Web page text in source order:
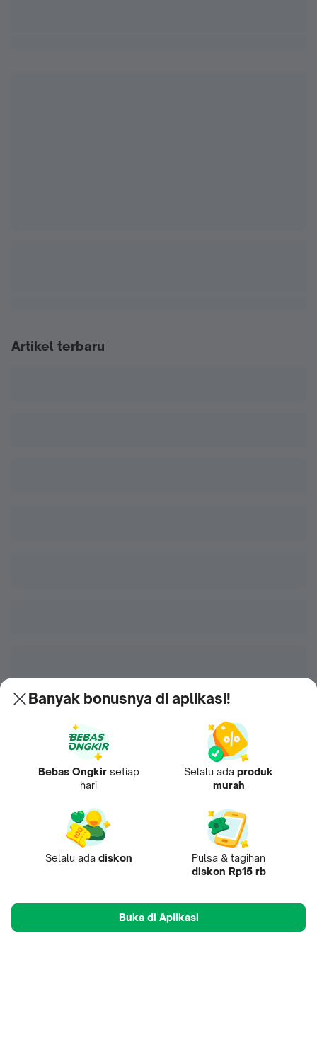
Artikel terbaru
Banyak bonusnya di aplikasi!
Bebas Ongkir setiap
hari
Selalu ada produk
murah
Selalu ada diskon
Pulsa & tagihan
diskon Rp15 rb
Buka di Aplikasi